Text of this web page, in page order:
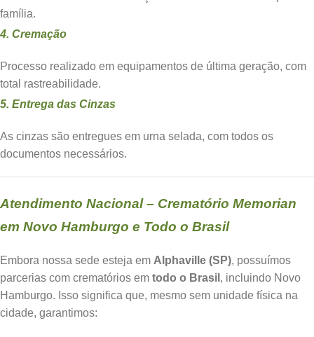
família.
4. Cremação
Processo realizado em equipamentos de última geração, com
total rastreabilidade.
5. Entrega das Cinzas
As cinzas são entregues em urna selada, com todos os
documentos necessários.
Atendimento Nacional – Crematório Memorian
em Novo Hamburgo e Todo o Brasil
Embora nossa sede esteja em Alphaville (SP), possuímos
parcerias com crematórios em todo o Brasil , incluindo Novo
Hamburgo. Isso significa que, mesmo sem unidade física na
cidade, garantimos: